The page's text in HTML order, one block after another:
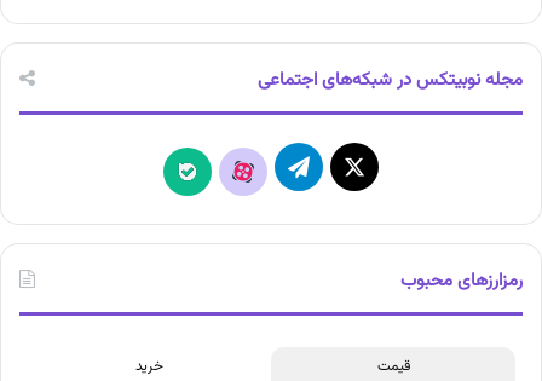
مجله نوبیتکس در شبکه‌های اجتماعی
X تلگرام آپارات بله
رمزارزهای محبوب
قیمت خرید